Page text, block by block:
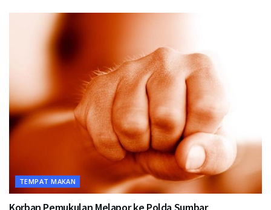
TEMPAT MAKAN
Korban Pemukulan Melapor ke Polda Sumbar